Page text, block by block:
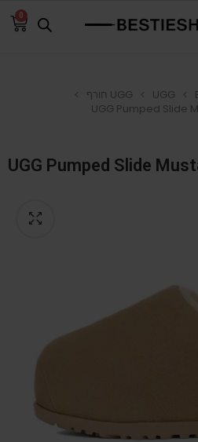
0
UGG
UGG חורף
UGG Pumped Slide
UGG Pumped Slide